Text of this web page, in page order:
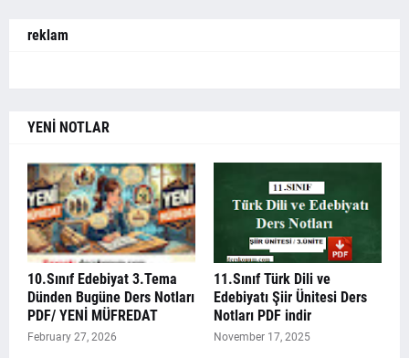
reklam
YENİ NOTLAR
10.Sınıf Edebiyat 3.Tema
Dünden Bugüne Ders Notları
PDF/ YENİ MÜFREDAT
February 27, 2026
11.Sınıf Türk Dili ve
Edebiyatı Şiir Ünitesi Ders
Notları PDF indir
November 17, 2025